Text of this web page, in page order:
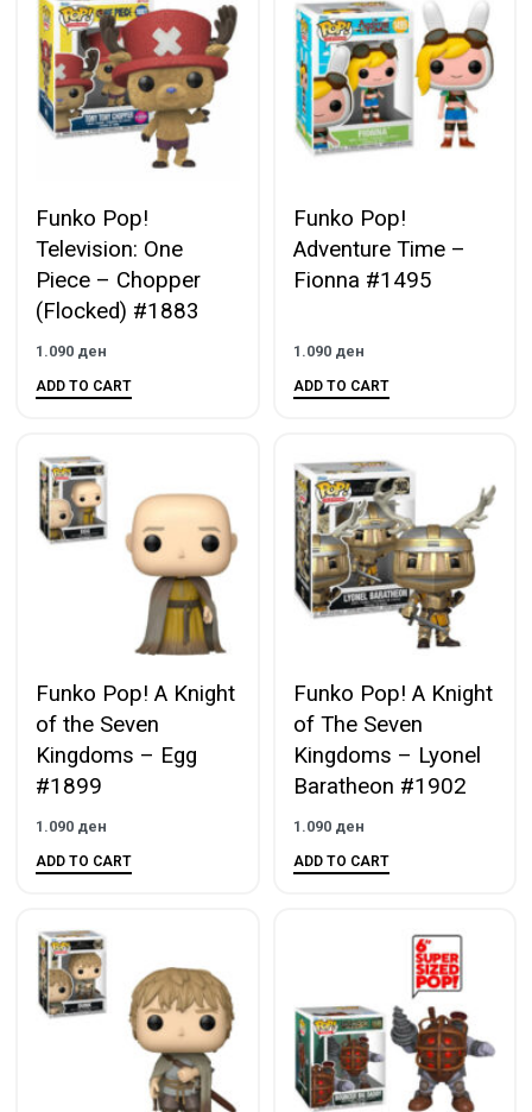
Funko Pop!
Television: One
Piece – Chopper
(Flocked) #1883
1.090 ден
ADD TO CART
Funko Pop!
Adventure Time –
Fionna #1495
1.090 ден
ADD TO CART
Funko Pop! A Knight
of the Seven
Kingdoms – Egg
#1899
1.090 ден
ADD TO CART
Funko Pop! A Knight
of The Seven
Kingdoms – Lyonel
Baratheon #1902
1.090 ден
ADD TO CART